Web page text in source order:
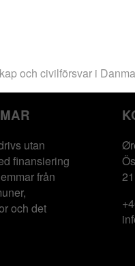
och civilförsvar i
utan
finansiering
från
och det